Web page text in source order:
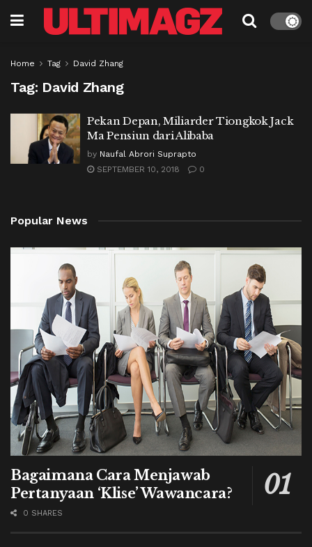
Home Tag David Zhang
Tag: David Zhang
Pekan Depan, Miliarder Tiongkok Jack
Ma Pensiun dari Alibaba
by Naufal Abrori Suprapto
SEPTEMBER 10, 2018
0
Popular News
Bagaimana Cara Menjawab
Pertanyaan ‘Klise’ Wawancara?
0 SHARES